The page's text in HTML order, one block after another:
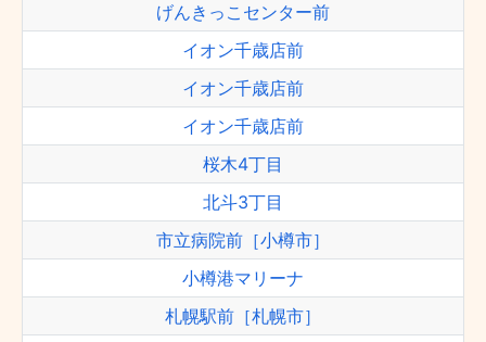
げんきっこセンター前
イオン千歳店前
イオン千歳店前
イオン千歳店前
桜木4丁目
北斗3丁目
市立病院前［小樽市］
小樽港マリーナ
札幌駅前［札幌市］